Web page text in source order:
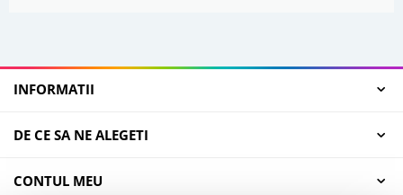
INFORMATII
DE CE SA NE ALEGETI
CONTUL MEU